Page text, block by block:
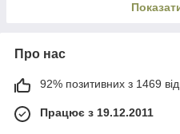
Про нас
92% позитивних з 1469
Працює з 19.12.2011